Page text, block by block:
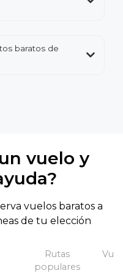
baratos de
vuelo y
vuelos baratos a
de tu elección
Rutas
populares